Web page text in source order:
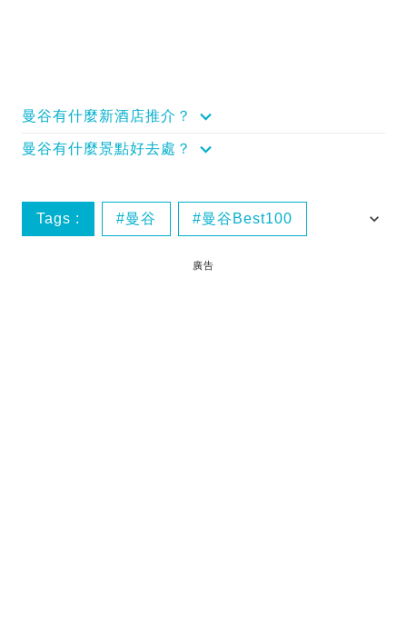
曼谷有什麼新酒店推介？
曼谷有什麼景點好去處？
Tags : 曼谷 曼谷Best100
廣告